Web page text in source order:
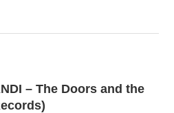
– The Doors and the